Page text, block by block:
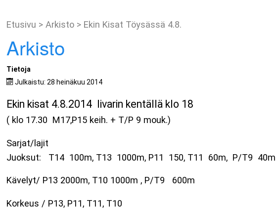
Etusivu > Arkisto > Ekin Kisat Töysässä 4.8.
Arkisto
Tietoja
Julkaistu: 28 heinäkuu 2014
Ekin kisat 4.8.2014 Iivarin kentällä klo 18
( klo 17.30 M17,P15 keih. + T/P 9 mouk.)
Sarjat/lajit
Juoksut: T14 100m, T13 1000m, P11 150, T11 60m, P/T9 40m
Kävelyt/ P13 2000m, T10 1000m , P/T9 600m
Korkeus / P13, P11, T11, T10